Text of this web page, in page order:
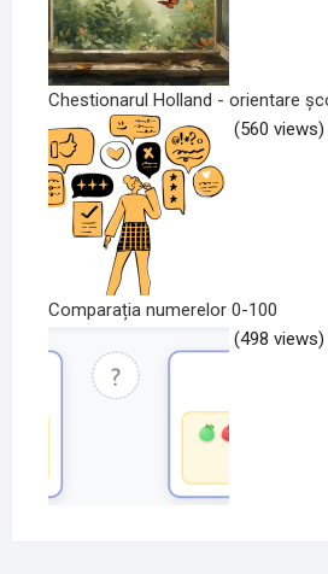
Chestionarul Holland - orientare
(560 views)
Comparația numerelor 0-100
(498 views)